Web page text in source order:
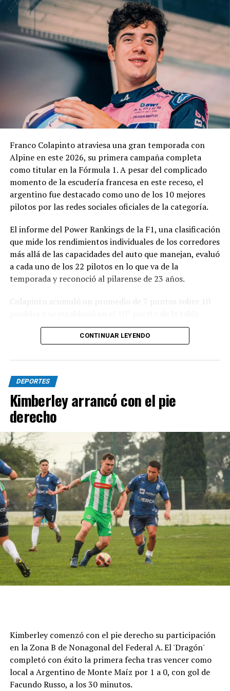
Franco Colapinto atraviesa una gran temporada con
Alpine en este 2026, su primera campaña completa
como titular en la Fórmula 1. A pesar del complicado
momento de la escudería francesa en este receso, el
argentino fue destacado como uno de los 10 mejores
pilotos por las redes sociales oficiales de la categoría.
El informe del Power Rankings de la F1, una clasificación
que mide los rendimientos individuales de los corredores
más allá de las capacidades del auto que manejan, evaluó
a cada uno de los 22 pilotos en lo que va de la
temporada y reconoció al pilarense de 23 años.
Colapinto acumuló un promedio de 7 puntos sobre 10
general, igualado en puntaje con el francés Isack Hadjar,
que logró estabilidad con la compleja segunda butaca de
Las actuaciones del pilarense en la primera parte del
año elevaron las expectativas, ya que logró sumar
puntos en seis de las once carreras que se disputaron,
con un total de 19 unidades que lo ubican en el 12º
lugar en el campeonato.
Cómo funciona el Power Ranking de la Fórmula 1
Esta clasificación funciona a través de un panel de cinco
incluye también la clasificación previa y, en caso de
tener, las carreras sprint.
Este análisis tiene la premisa de dejar de lado el
potencial del auto en la calificación de los pilotos, por lo
CONTINUAR LEYENDO
DEPORTES
Kimberley arrancó con el pie
derecho
Kimberley comenzó con el pie derecho su participación
en la Zona B de Nonagonal del Federal A. El 'Dragón'
completó con éxito la primera fecha tras vencer como
local a Argentino de Monte Maíz por 1 a 0, con gol de
Facundo Russo, a los 30 minutos.